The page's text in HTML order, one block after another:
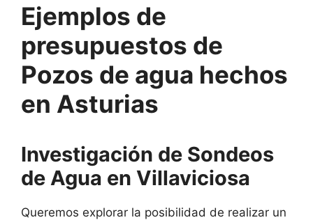
Ejemplos de
presupuestos de
Pozos de agua hechos
en Asturias
Investigación de Sondeos
de Agua en Villaviciosa
Queremos explorar la posibilidad de realizar un